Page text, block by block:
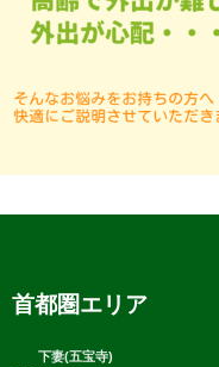
首都圏エリア
下妻(五宝寺)